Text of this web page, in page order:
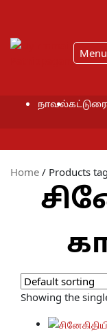
Menu
நாவல்
Home / Products
Showing the